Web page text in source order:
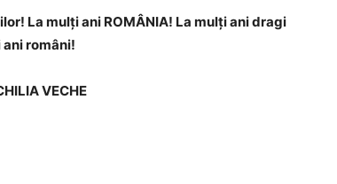
La mulți ani ROMÂNIA! La mulți ani dragi
ani români!
VECHE